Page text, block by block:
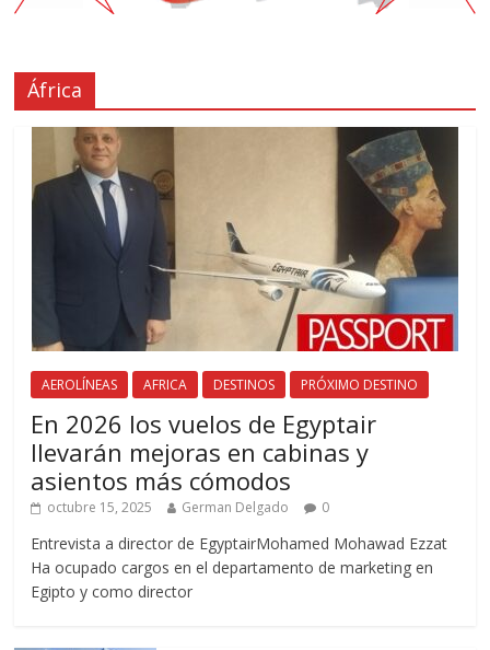
África
AEROLÍNEAS AFRICA DESTINOS PRÓXIMO DESTINO
En 2026 los vuelos de Egyptair
llevarán mejoras en cabinas y
asientos más cómodos
octubre 15, 2025 German Delgado 0
Entrevista a director de EgyptairMohamed Mohawad Ezzat
Ha ocupado cargos en el departamento de marketing en
Egipto y como director